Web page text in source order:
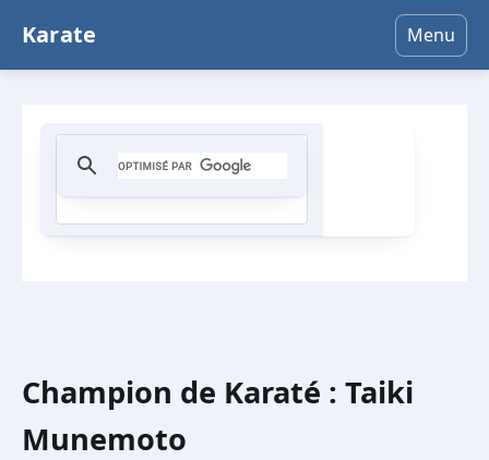
Karate Menu
Champion de Karaté : Taiki
Munemoto